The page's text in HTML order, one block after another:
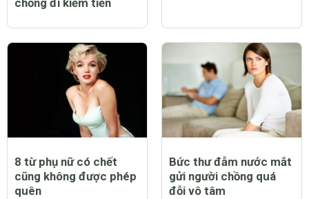
8 từ phụ nữ có chết
cũng không được phép
quên
Bức thư đẫm nước mắt
gửi người chồng quá
đỗi vô tâm